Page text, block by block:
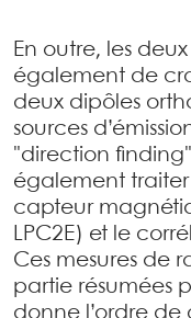
En outre, les
également de
deux dipôles
sources
"direction
également
capteur
LPC2E) et le
Ces mesures de
partie résumées
donne l’ordre